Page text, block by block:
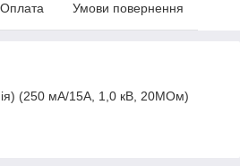
Оплата Умови повернення
(250 мА/15А, 1,0 кВ, 20МОм)